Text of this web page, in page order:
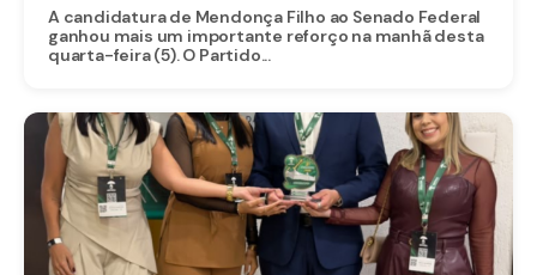
A candidatura de Mendonça Filho ao Senado Federal
ganhou mais um importante reforço na manhã desta
quarta-feira (5). O Partido...